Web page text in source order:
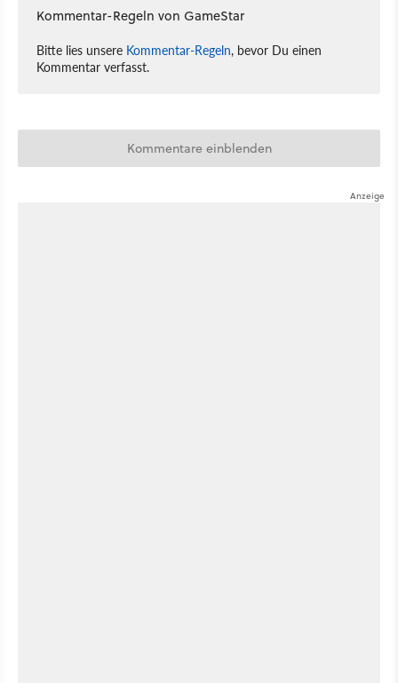
Kommentar-Regeln von GameStar
Bitte lies unsere Kommentar-Regeln, bevor Du einen
Kommentar verfasst.
Kommentare einblenden